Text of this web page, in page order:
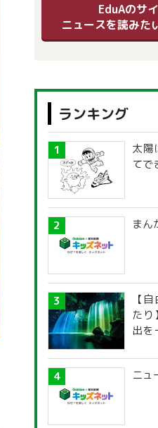
EduAのサ
ニュースを読みた
ランキング
太陽
てで
まん
【
たり
出を
探究
ニュ